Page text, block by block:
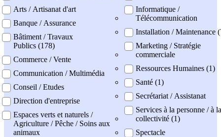
Arts / Artisanat d'art
Banque / Assurance
Bâtiment / Travaux
Publics (178)
Commerce / Vente
Communication / Multimédia
Conseil / Etudes
Direction d'entreprise
Espaces verts et naturels /
Agriculture / Pêche / Soins aux
animaux
Informatique /
Télécommunication
Installation / Maintenance
Marketing / Stratégie
commerciale
Ressources Humaines (1)
Santé (1)
Secrétariat / Assistanat
Services à la personne / à la
collectivité (1)
Spectacle